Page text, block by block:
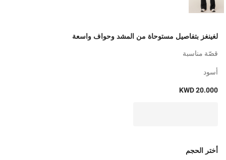
لغينغز بتفاصيل مستوحاة من المشد وحواف واسعة
قصّة مناسبة
أسود
KWD 20.000
أختر الحجم